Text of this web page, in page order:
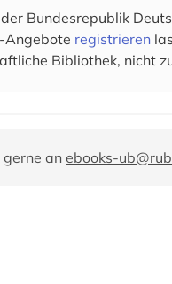
Bundesrepublik
Angebote registrieren
Bibliothek, nicht
gerne an ebooks-